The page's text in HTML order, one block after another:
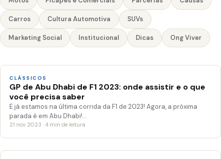
Carros Cultura Automotiva SUVs
Marketing Social Institucional Dicas Ong Viver
CLÁSSICOS
GP de Abu Dhabi de F1 2023: onde assistir e o que
você precisa saber
E já estamos na última corrida da F1 de 2023! Agora, a próxima
parada é em Abu Dhabi!…
21 nov 2023 · 4 min de leitura